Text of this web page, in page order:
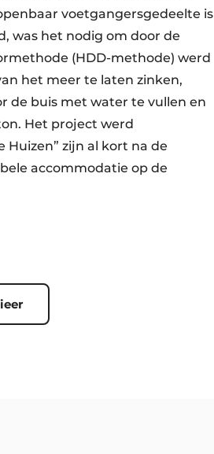
voetgangersgedeelte is
was het nodig om door de
(HDD-methode) werd
het meer te laten zinken,
de buis met water te vullen en
Het project werd
Huizen” zijn al kort na de
accommodatie op de